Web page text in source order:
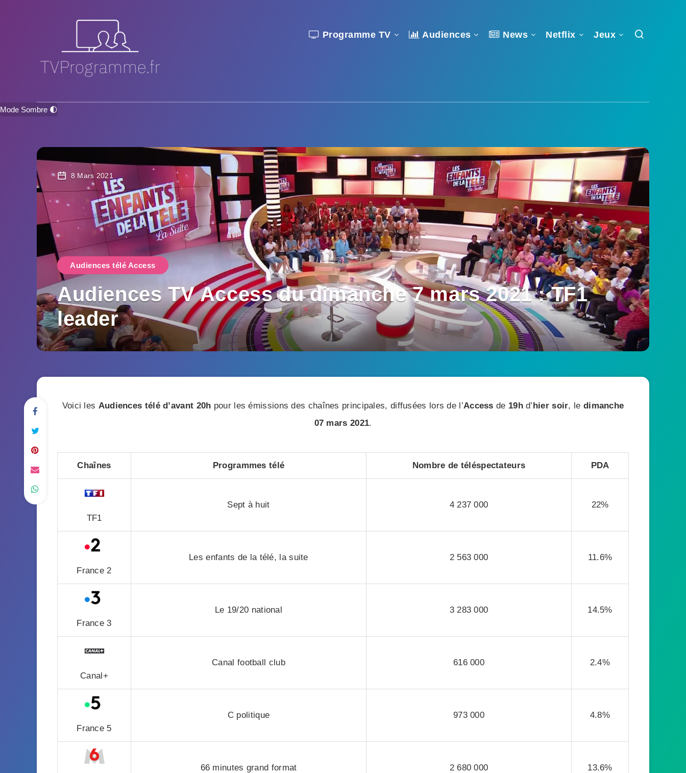
Programme TV Audiences News Netflix Jeux
Mode Sombre 🌓
8 Mars 2021
Audiences télé Access
Audiences TV Access du dimanche 7 mars 2021 : TF1
leader
Voici les Audiences télé d’avant 20h pour les émissions des chaînes principales, diffusées lors de l’Access de 19hd’hier soir, le dimanche
07 mars 2021.
Chaînes Programmes télé Nombre de téléspectateurs PDA
TF1
Sept à huit 4 237 000 22%
France 2
Les enfants de la télé, la suite 2 563 000 11.6%
France 3
Le 19/20 national 3 283 000 14.5%
Canal+
Canal football club 616 000 2.4%
France 5
C politique 973 000 4.8%
66 minutes grand format 2 680 000 13.6%